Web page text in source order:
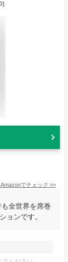
Amazonでチェック >>
全世界を席巻
ョンです。